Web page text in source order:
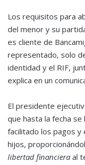
Los requisitos para
del menor y su
es cliente de
representado, solo
identidad y el RIF,
explica en un
El presidente
que hasta la fecha
facilitado los pagos
hijos,
libertad financiera al